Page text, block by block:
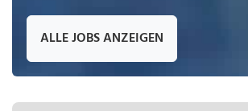
ALLE JOBS ANZEIGEN